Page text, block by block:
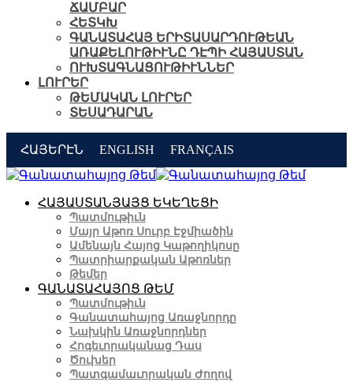
ՃԱՄԲԱՐ
ՀԵՏԿԽ
ԳԱՆԱՏԱՀԱՅ ԵՐԻՏԱՍԱՐԴՈՒԹԵԱՆ
ԱՌԱՔԵԼՈՒԹԻՒՆԸ ԴԷՊԻ ՀԱՅԱՍՏԱՆ
ՈՒԽՏԱԳՆԱՑՈՒԹԻՒՆՆԵՐ
ԼՈՒՐԵՐ
ԹԵՄԱԿԱՆ ԼՈՒՐԵՐ
ՏԵՍԱԴԱՐԱՆ
ՀԱՅԵՐԷՆ ENGLISH FRANÇAIS
ՀԱՅԱՍՏԱՆՅԱՅՑ ԵԿԵՂԵՑԻ
Պատմութիւն
Մայր Աթոռ Սուրբ Էջմիածին
Ամենայն Հայոց Կաթողիկոսը
Պատրիարքական Աթոռներ
Թեմեր
ԳԱՆԱՏԱՀԱՅՈՑ ԹԵՄ
Պատմութիւն
Գանատահայոց Առաջնորդը
Նախկին Առաջնորդներ
Հոգեւորականաց Դաս
Ծուխեր
Պատգամաւորական Ժողով